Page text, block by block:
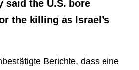
said the U.S. bore
the killing as Israel’s
Berichte, dass eine